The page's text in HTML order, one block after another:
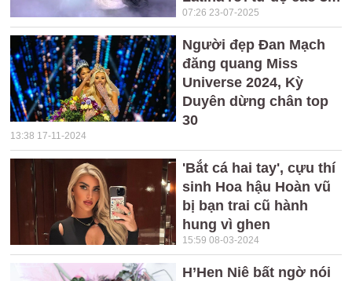
07:26 23-07-2025
Người đẹp Đan Mạch
đăng quang Miss
Universe 2024, Kỳ
Duyên dừng chân top
30
13:38 17-11-2024
'Bắt cá hai tay', cựu thí
sinh Hoa hậu Hoàn vũ
bị bạn trai cũ hành
hung vì ghen
15:59 08-03-2024
H’Hen Niê bất ngờ nói